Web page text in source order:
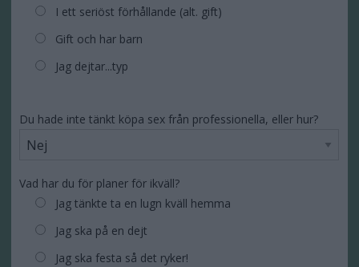
I ett seriöst förhållande (alt. gift)
Gift och har barn
Jag dejtar...typ
Du hade inte tänkt köpa sex från professionella, eller hur?
Vad har du för planer för ikväll?
Jag tänkte ta en lugn kväll hemma
Jag ska på en dejt
Jag ska festa så det ryker!